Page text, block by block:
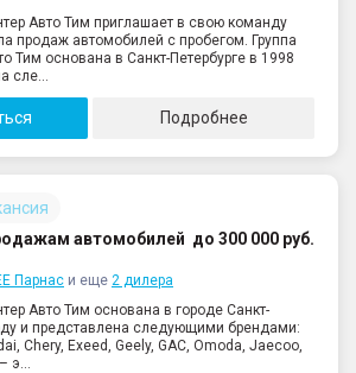
Авто Тим приглашает в свою команду
продаж автомобилей с пробегом. Группа
Тим основана в Санкт-Петербурге в 1998
сле...
Подробнее
автомобилей до 300 000 руб.
Парнас и еще 2 дилера
Авто Тим основана в городе Санкт-
и представлена следующими брендами:
Chery, Exeed, Geely, GAC, Omoda, Jaecoo,
э...